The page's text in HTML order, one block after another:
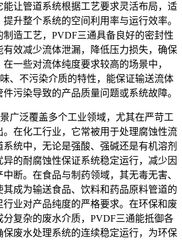
能让管道系统根据工艺要求灵活布局，适
升整个系统的空间利用率与运行效率。
制造工艺，PVDF三通具备良好的密封性
有效减少流体泄漏，降低压力损失，确保
一些对流体纯度要求较高的场景中，
、不污染介质的特性，能保证输送流体
污染导致的产品质量问题或系统故障。
广泛覆盖多个工业领域，尤其在严苛工
。在化工行业，它常被用于处理腐蚀性流
统中，无论是强酸、强碱还是有机溶剂
的耐腐蚀性保证系统稳定运行，减少因
断。在食品与制药领域，其无毒无害、
其成为输送食品、饮料和药品原料管道的
行业对产品纯度的严格要求。在环保和废
分复杂的废水介质，PVDF三通能抵御各
保废水处理系统的连续稳定运行，为环保